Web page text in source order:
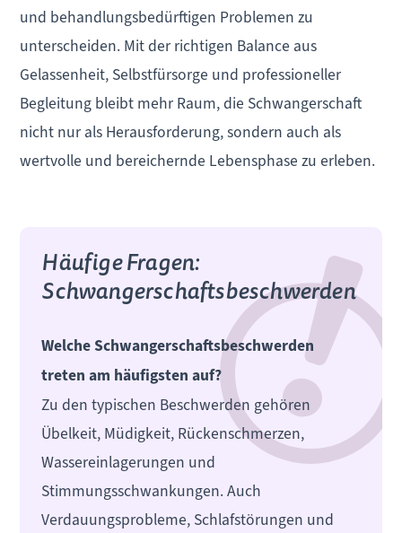
und behandlungsbedürftigen Problemen zu
unterscheiden. Mit der richtigen Balance aus
Gelassenheit, Selbstfürsorge und professioneller
Begleitung bleibt mehr Raum, die Schwangerschaft
nicht nur als Herausforderung, sondern auch als
wertvolle und bereichernde Lebensphase zu erleben.
Häufige Fragen:
Schwangerschaftsbeschwerden
Welche Schwangerschaftsbeschwerden
treten am häufigsten auf?
Zu den typischen Beschwerden gehören
Übelkeit, Müdigkeit, Rückenschmerzen,
Wassereinlagerungen und
Stimmungsschwankungen. Auch
Verdauungsprobleme, Schlafstörungen und